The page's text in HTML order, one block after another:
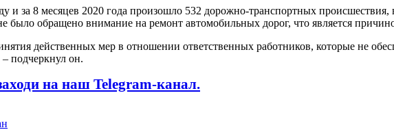
и за 8 месяцев 2020 года произошло 532 дорожно-транспортных
было обращено внимание на ремонт автомобильных дорог, что является
действенных мер в отношении ответственных работников, которые не
подчеркнул он.
на наш Telegram-канал.